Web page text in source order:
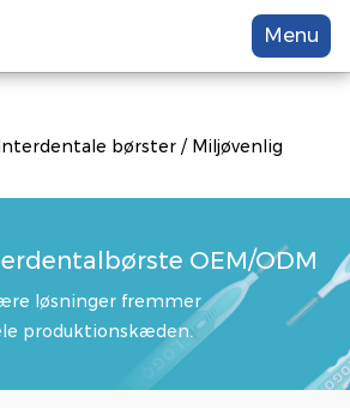
Menu
børster / Miljøvenlig
OEM/ODM
løsninger fremmer
produktionskæden.